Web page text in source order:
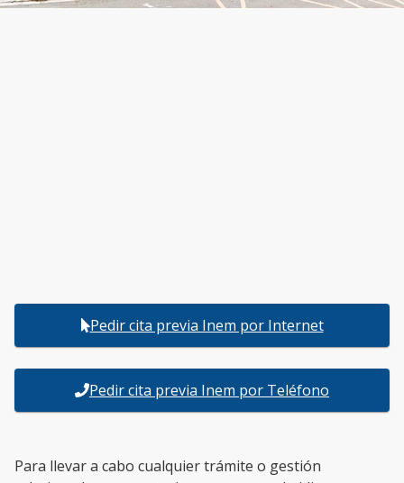
Pedir cita previa Inem por Internet
Pedir cita previa Inem por Teléfono
Para llevar a cabo cualquier trámite o gestión